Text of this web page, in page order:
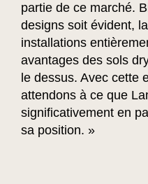
partie de ce marché.
designs soit évident,
installations
avantages des sols
le dessus. Avec cette
attendons à ce que
significativement en
sa position. »